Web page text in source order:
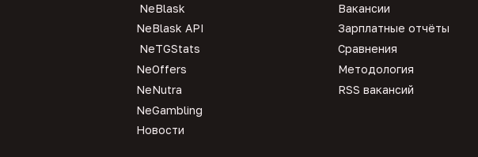
NeBlask
NeBlask API
NeTGStats
NeOffers
NeNutra
NeGambling
Новости
Вакансии
Зарплатные отчёты
Сравнения
Методология
RSS вакансий